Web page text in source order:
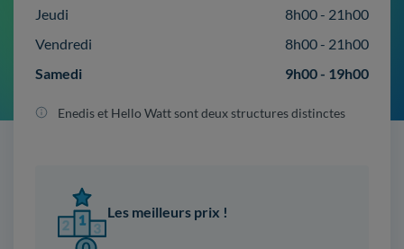
Jeudi
8h00 - 21h00
Vendredi
8h00 - 21h00
Samedi
9h00 - 19h00
Enedis et Hello Watt sont deux structures distinctes
Les meilleurs prix !